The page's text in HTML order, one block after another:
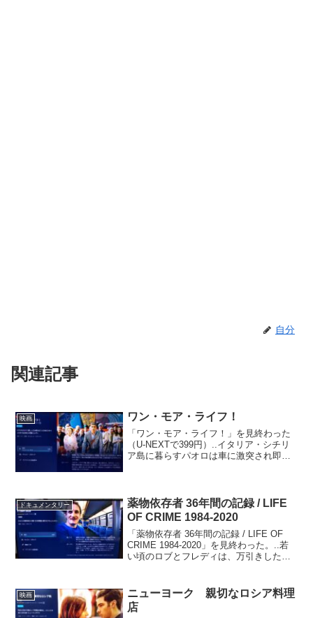
自分
関連記事
映画 ワン・モア・ライフ！
「ワン・モア・ライフ！」を見終わった
（U-NEXTで399円）..イタリア・シチリ
ア島に暮らすパオロは車に激突され即死
は、もう一度...
ドキュメンタリー
薬物依存者 36年間の記録 / LIFE
OF CRIME 1984-2020
「薬物依存者 36年間の記録 / LIFE OF
CRIME 1984-2020」を見終わった。..若
い頃のロブとフレディは、万引きした商
ブは同時期にデリリスと出会う...
映画
ニューヨーク 親切なロシア料理
店